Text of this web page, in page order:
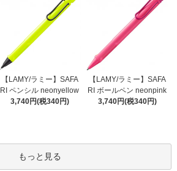
【LAMY/ラミー】SAFA
RI ペンシル neonyellow
3,740円(税340円)
【LAMY/ラミー】SAFA
RI ボールペン neonpink
3,740円(税340円)
もっと見る